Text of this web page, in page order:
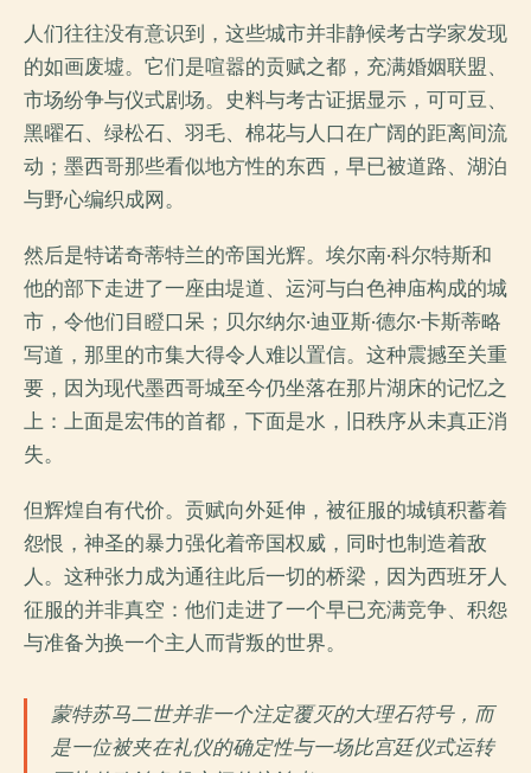
人们往往没有意识到，这些城市并非静候考古学家发现
的如画废墟。它们是喧嚣的贡赋之都，充满婚姻联盟、
市场纷争与仪式剧场。史料与考古证据显示，可可豆、
黑曜石、绿松石、羽毛、棉花与人口在广阔的距离间流
动；墨西哥那些看似地方性的东西，早已被道路、湖泊
与野心编织成网。
然后是特诺奇蒂特兰的帝国光辉。埃尔南·科尔特斯和
他的部下走进了一座由堤道、运河与白色神庙构成的城
市，令他们目瞪口呆；贝尔纳尔·迪亚斯·德尔·卡斯蒂略
写道，那里的市集大得令人难以置信。这种震撼至关重
要，因为现代墨西哥城至今仍坐落在那片湖床的记忆之
上：上面是宏伟的首都，下面是水，旧秩序从未真正消
失。
但辉煌自有代价。贡赋向外延伸，被征服的城镇积蓄着
怨恨，神圣的暴力强化着帝国权威，同时也制造着敌
人。这种张力成为通往此后一切的桥梁，因为西班牙人
征服的并非真空：他们走进了一个早已充满竞争、积怨
与准备为换一个主人而背叛的世界。
蒙特苏马二世并非一个注定覆灭的大理石符号，而
是一位被夹在礼仪的确定性与一场比宫廷仪式运转